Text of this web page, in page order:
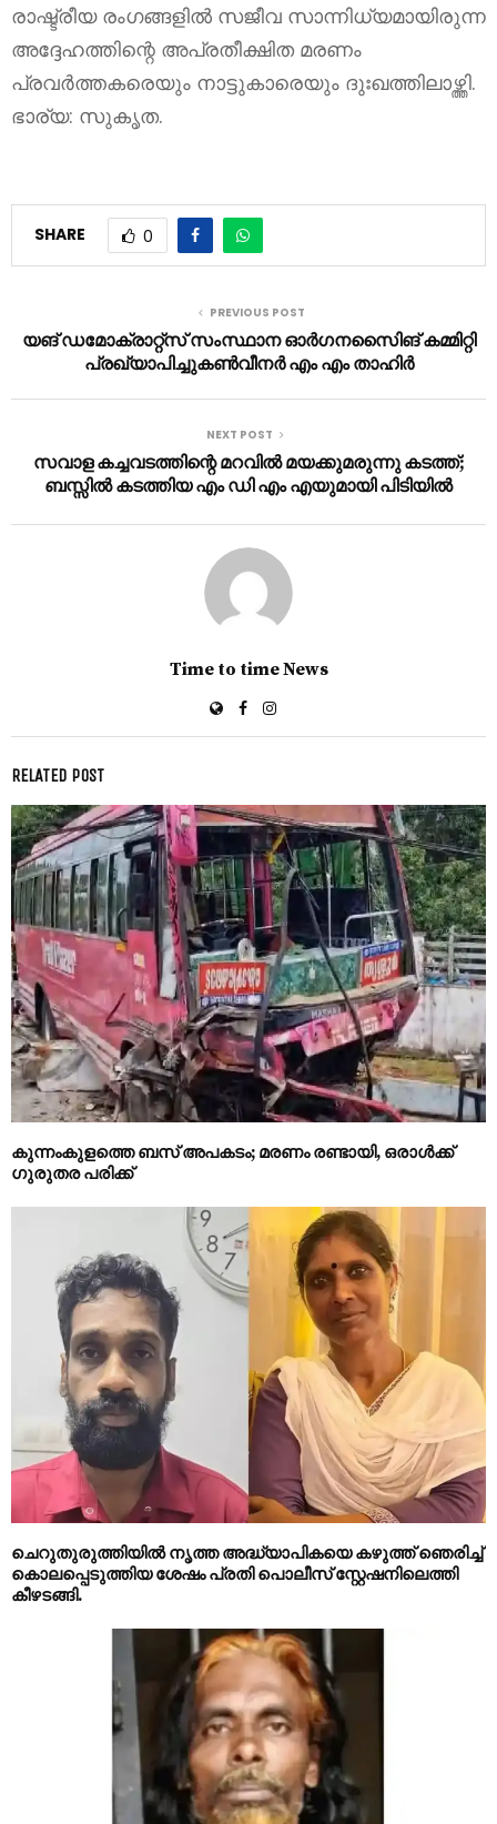
രാഷ്ട്രീയ രംഗങ്ങളിൽ സജീവ സാന്നിധ്യമായിരുന്ന
അദ്ദേഹത്തിന്റെ അപ്രതീക്ഷിത മരണം
പ്രവർത്തകരെയും നാട്ടുകാരെയും ദുഃഖത്തിലാഴ്ത്തി.
ഭാര്യ: സുകൃത.
SHARE 0
PREVIOUS POST
യങ് ഡമോക്രാറ്റ്‌സ് സംസ്ഥാന ഓര്‍ഗനസൈിങ് കമ്മിറ്റി
പ്രഖ്യാപിച്ചുകണ്‍വീനര്‍ എം എം താഹിര്‍
NEXT POST
സവാള കച്ചവടത്തിന്റെ മറവില്‍ മയക്കുമരുന്നു കടത്ത്;
ബസ്സില്‍ കടത്തിയ എം ഡി എം എയുമായി പിടിയില്‍
Time to time News
RELATED POST
കുന്നംകുളത്തെ ബസ് അപകടം; മരണം രണ്ടായി, ഒരാള്‍ക്ക്
ഗുരുതര പരിക്ക്
ചെറുതുരുത്തിയില്‍ നൃത്ത അദ്ധ്യാപികയെ കഴുത്ത് ഞെരിച്ച്‌
കൊലപ്പെടുത്തിയ ശേഷം പ്രതി പൊലീസ് സ്റ്റേഷനിലെത്തി
കീഴടങ്ങി.